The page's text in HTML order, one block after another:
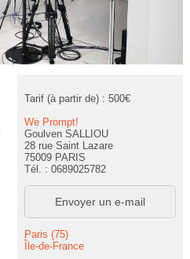
Tarif (à partir de) : 500€
We Prompt!
Goulven SALLIOU
28 rue Saint Lazare
75009 PARIS
Tél. : 0689025782
Envoyer un e-mail
Paris (75)
Île-de-France